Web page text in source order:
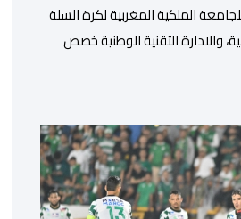
الملكية المغربية لكرة السلة
والادارة التقنية الوطنية خصص
الاجتماع تقديم عرض مفصل حول
مشاركة المنتخبين الوطنيين لأقل من 18 سنة، إناثا وذكورا،
التي واكبت كل […]